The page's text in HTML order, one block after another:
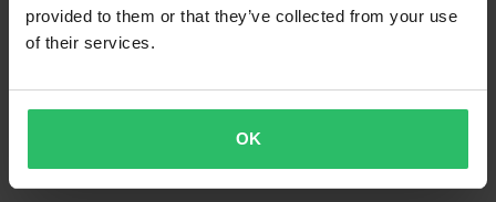
provided to them or that they’ve collected from your use
of their services.
OK